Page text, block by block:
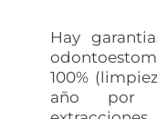
Hay
100%
año por